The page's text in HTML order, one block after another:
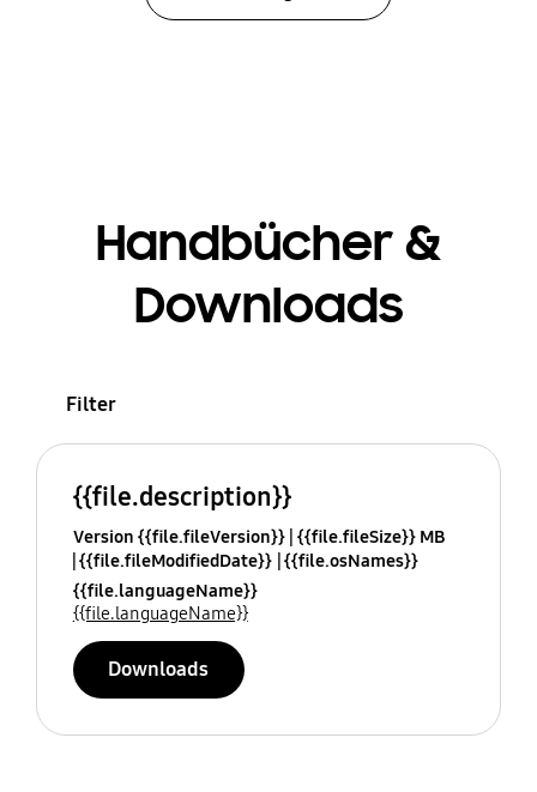
Handbücher &
Downloads
Filter
{{file.description}}
Version {{file.fileVersion}} {{file.fileSize}} MB
{{file.fileModifiedDate}} {{file.osNames}}
{{file.languageName}}
{{file.languageName}}
Downloads